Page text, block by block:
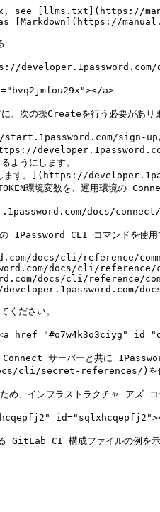
see [llms.txt](https://
docs/
a>
次の操Createを行う必要がありま
start.1password.com/sign-
ようにします。
ルします。](https://
環境変数を、運用環境の
docs/
1Password CLI コマンドを使用
docs/cli/reference/
docs/cli/reference/
docs/cli/reference/
ください。
<a href="#o7w4k3o3ciyg"
サーバーと共に
references/)を使用でき
め、インフラストラクチャ アズ
装する GitLab CI 構成ファイ